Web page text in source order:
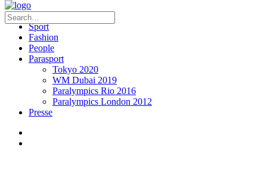
Sport
Fashion
People
Parasport
Tokyo 2020
WM Dubai 2019
Paralympics Rio 2016
Paralympics London 2012
Presse